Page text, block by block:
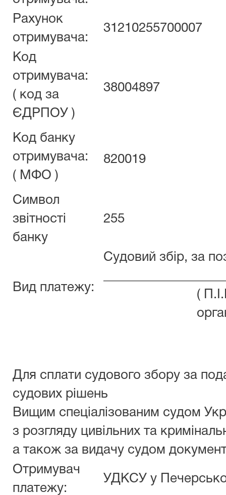
Рахунок
отримувача:
31210255700007
Код
отримувача:
( код за
ЄДРПОУ )
38004897
Код банку
отримувача:
( МФО )
820019
Символ
звітності
банку
255
Вид платежу:
Судовий збір, за
(
Для сплати судового збору за
судових рішень
Вищим спеціалізованим судом
з розгляду цивільних та
а також за видачу судом
Отримувач
платежу:
УДКCУ у